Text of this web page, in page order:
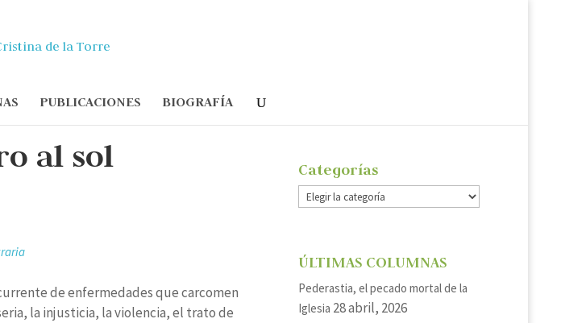
PUBLICACIONES BIOGRAFÍA
al sol
de enfermedades que carcomen
la injusticia, la violencia, el trato de
Categorías
Categorías
ÚLTIMAS COLUMNAS
Pederastia, el pecado mortal de la
Iglesia 28 abril, 2026